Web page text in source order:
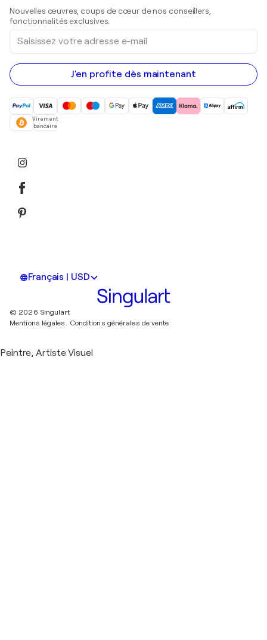
Peintures acryliques
Nouvelles œuvres, coups de cœur de nos conseillers,
fonctionnalités exclusives.
Saisissez
votre
adresse
e-
mail
J'en profite dès maintenant
Virement
bancaire
Français | USD
© 2026 Singulart
Mentions légales. Conditions générales de vente
Peintre, Artiste Visuel